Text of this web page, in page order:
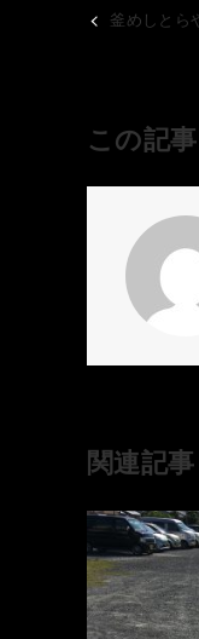
釜めしとら
この記
関連記事